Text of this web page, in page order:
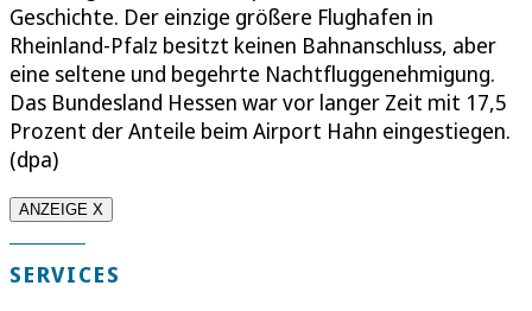
Geschichte. Der einzige größere Flughafen in
Rheinland-Pfalz besitzt keinen Bahnanschluss, aber
eine seltene und begehrte Nachtfluggenehmigung.
Das Bundesland Hessen war vor langer Zeit mit 17,5
Prozent der Anteile beim Airport Hahn eingestiegen.
(dpa)
ANZEIGE X
SERVICES